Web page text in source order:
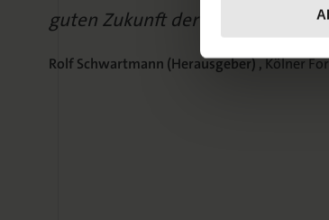
guten Zukunft der EU.
Rolf Schwartmann (Herausgeber) ,Kölner